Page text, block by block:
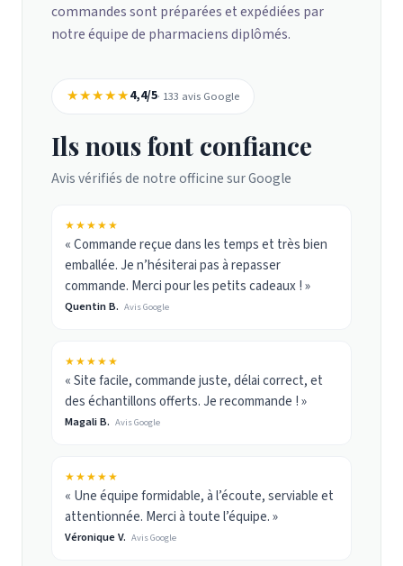
commandes sont préparées et expédiées par
notre équipe de pharmaciens diplômés.
★★★★★4,4/5· 133 avis Google
Ils nous font confiance
Avis vérifiés de notre officine sur Google
★★★★★
« Commande reçue dans les temps et très bien
emballée. Je n’hésiterai pas à repasser
commande. Merci pour les petits cadeaux ! »
Quentin B. Avis Google
★★★★★
« Site facile, commande juste, délai correct, et
des échantillons offerts. Je recommande ! »
Magali B. Avis Google
★★★★★
« Une équipe formidable, à l’écoute, serviable et
attentionnée. Merci à toute l’équipe. »
Véronique V. Avis Google